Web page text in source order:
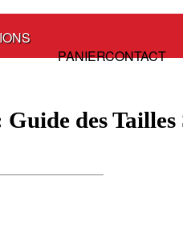
PANIERCONTACT
des Tailles